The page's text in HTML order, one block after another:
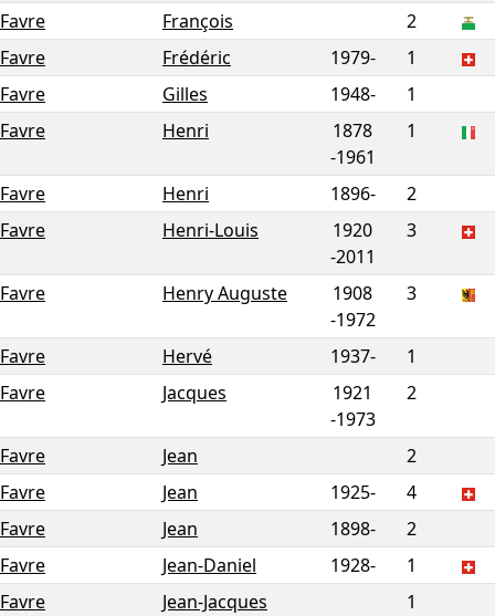
Favre
François
2
Favre
Frédéric 1979-
1
Favre
Gilles 1948-
1
Favre
Henri
1878
-1961
1
Favre Henri 1896-
2
Favre
Henri-Louis
1920
-2011
3
Favre Henry Auguste
1908
-1972
3
Favre Hervé 1937-
1
Favre
Jacques
1921
-1973
2
Favre Jean
2
Favre
Jean 1925-
4
Favre
Jean 1898-
2
Favre
Jean-Daniel 1928-
1
Favre
Jean-Jacques
1